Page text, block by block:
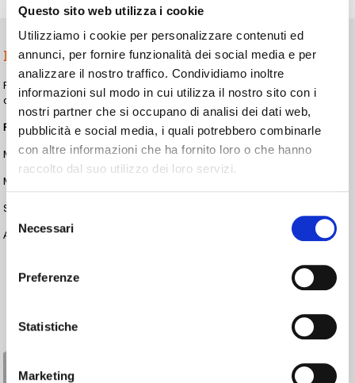
Questo sito web utilizza i cookie
Utilizziamo i cookie per personalizzare contenuti ed
annunci, per fornire funzionalità dei social media e per
analizzare il nostro traffico. Condividiamo inoltre
informazioni sul modo in cui utilizza il nostro sito con i
nostri partner che si occupano di analisi dei dati web,
pubblicità e social media, i quali potrebbero combinarle
con altre informazioni che ha fornito loro o che hanno
raccolto dal suo utilizzo dei loro servizi.
Selezione
delNecessari
Preferenze
Statistiche
Marketing
Laminati di metallo
Per la codifica, marcatura ed etichettatura di laminati di metallo
, i sistemi
consigliati da nimax sono:
Per marcare ed etichettare il tuo prodotto:
Marcatori Inkjet:Domino Ax150i,Domino Ax350i,Domino Ax550i
Marcatore Laser:
Stampanti Digitali:
Applicatori di Etichette: